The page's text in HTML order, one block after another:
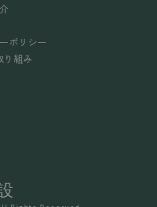
ポリシー
り組み